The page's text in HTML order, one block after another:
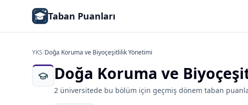
Taban Puanları
YKS/Doğa Koruma ve Biyoçeşitlilik Yönetimi
Doğa Koruma ve
2 üniversitede bu bölüm için geçmiş dönem taban